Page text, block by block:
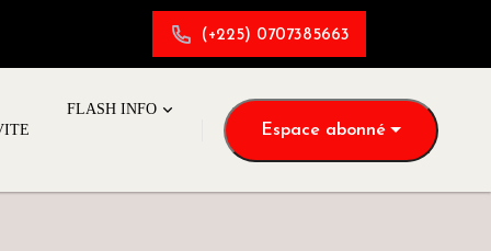
(+225) 0707385663
FLASH INFO
Espace abonné